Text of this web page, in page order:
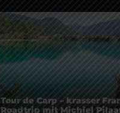
Tour de Carp – krasser
Roadtrip mit Michiel